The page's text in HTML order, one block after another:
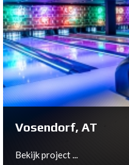
Hasselt, BE
Bekijk project ...
Vosendorf, AT
Bekijk project ...